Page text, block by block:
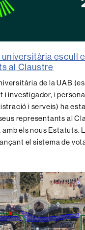
escull
al Claustre
de la UAB
i investigador, i
i serveis) ha
representants al
els nous Estatuts.
el sistema de